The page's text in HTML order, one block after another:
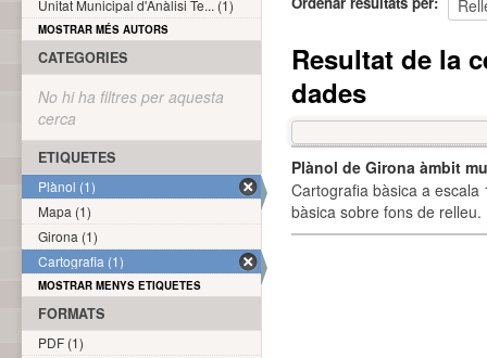
Resultat de la
dades
Plànol de Girona àmbit
Cartografia bàsica a
bàsica sobre fons de
Unitat Municipal d'Anàlisi Te... (1)
MOSTRAR MÉS AUTORS
CATEGORIES
No hi ha filtres per aquesta
cerca
ETIQUETES
Plànol (1)
Mapa (1)
Girona (1)
Cartografia (1)
MOSTRAR MENYS ETIQUETES
FORMATS
PDF (1)